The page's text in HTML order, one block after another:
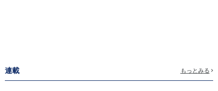
連載 もっとみる